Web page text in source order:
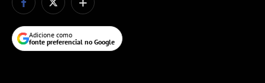
Adicione como
fonte preferencial no Google